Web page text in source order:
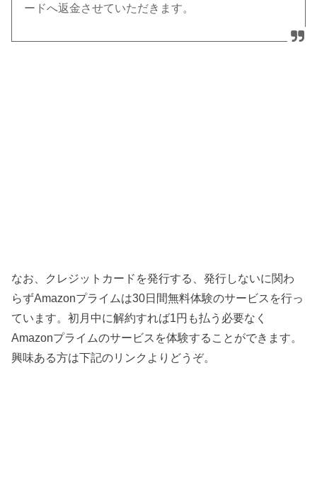
ードへ返金させていただきます。
なお、クレジットカードを発行する、発行しないに関わ
らずAmazonプライムは30日間無料体験のサービスを行っ
ています。初月中に解約すれば1円も払う必要なく
Amazonプライムのサービスを体験することができます。
興味ある方は下記のリンクよりどうぞ。